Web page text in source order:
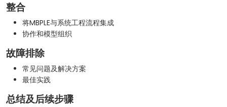
整合
将MBPLE与系统工程流程集成
协作和模型组织
故障排除
常见问题及解决方案
最佳实践
总结及后续步骤